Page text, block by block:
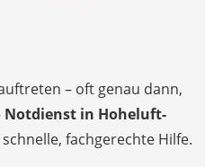
– oft genau dann,
Notdienst in Hoheluft-
fachgerechte Hilfe.